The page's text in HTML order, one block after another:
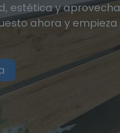
estética y
ahora y